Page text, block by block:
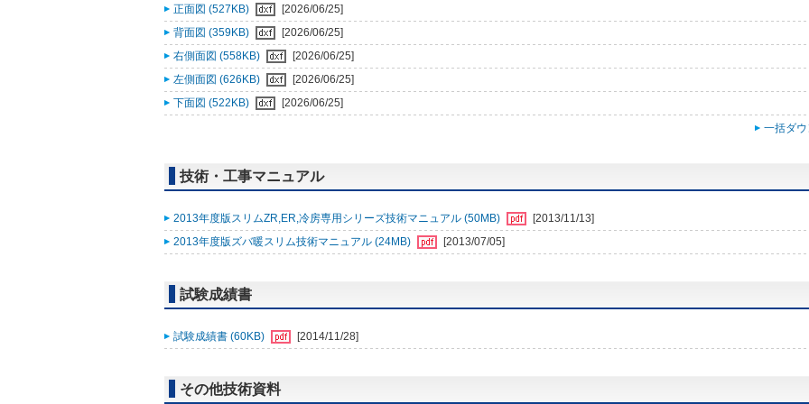
正面図 (527KB)
[2026/06/25]
背面図 (359KB)
[2026/06/25]
右側面図 (558KB)
[2026/06/25]
左側面図 (626KB)
[2026/06/25]
下面図 (522KB)
[2026/06/25]
一括ダ
技術・工事マニュアル
2013年度版スリムZR,ER,冷房専用シリーズ技術マニュアル (50MB)
[2013/11/13]
2013年度版ズバ暖スリム技術マニュアル (24MB)
[2013/07/05]
試験成績書
試験成績書 (60KB) [2014/11/28]
その他技術資料